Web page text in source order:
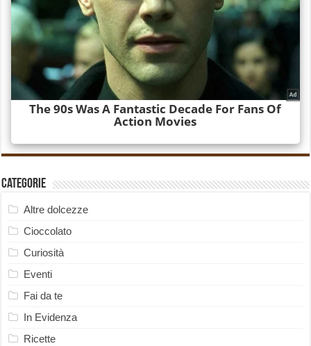
Categorie
Altre dolcezze
Cioccolato
Curiosità
Eventi
Fai da te
In Evidenza
Ricette